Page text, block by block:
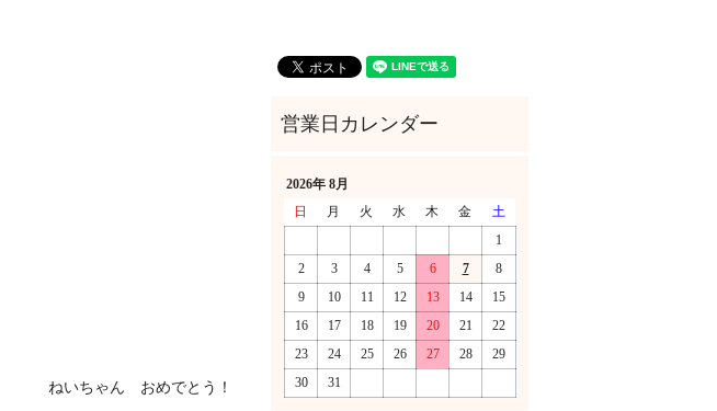
ねいちゃん おめでとう！
2026年 8月
日
月 火 水 木 金
土
1
2
3 4 5 6 7
8
9
10 11 12 13 14
15
16
17 18 19 20 21
22
23
24 25 26 27 28
29
30
31